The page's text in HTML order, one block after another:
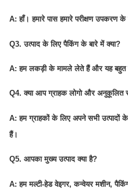
A: हाँ। हमारे पास हमारे परीक्षण उपकरण के
Q3. उत्पाद के लिए पैकिंग के बारे में क्या?
A:हम लकड़ी के मामले लेते हैं और यह बहुत
Q4. क्या आप ग्राहक लोगो और अनुकूलित
A: हम ग्राहकों के लिए अपने सभी
हैं।
Q5. आपका मुख्य उत्पाद क्या है?
A: हम मल्टी-हेड वेइगर, कन्वेयर मशीन,